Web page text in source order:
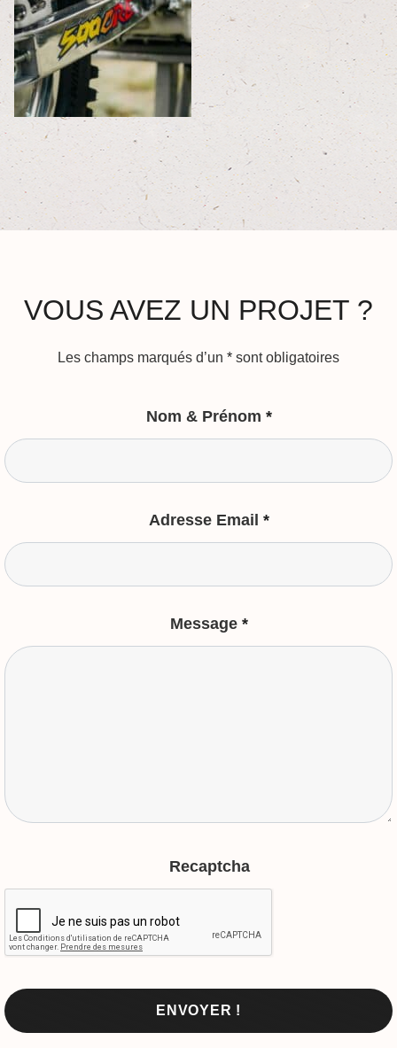
VOUS AVEZ UN PROJET ?
Les champs marqués d’un * sont obligatoires
Nom & Prénom *
Adresse Email *
Message *
Recaptcha